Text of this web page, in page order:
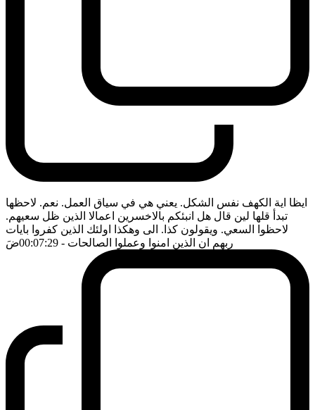
ايظا اية الكهف نفس الشكل. يعني هي في سياق العمل. نعم. لاحظها
تبدأ قلها لين قال هل انبئكم بالاخسرين اعمالا الذين ظل سعيهم.
لاحظوا السعي. ويقولون كذا. الى وهكذا اولئك الذين كفروا بايات
ربهم ان الذين امنوا وعملوا الصالحات - 00:07:29 ضَ